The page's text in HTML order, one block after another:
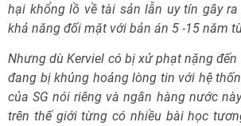
hại khổng lồ về tài sản lẫn uy tín gây ra
khả năng đối mặt với bản án 5 -15 năm
Nhưng dù Kerviel có bị xử phạt nặng đến
đang bị khủng hoảng lòng tin với hệ
của SG nói riêng và ngân hàng nước
trên thế giới từng có nhiều bài học